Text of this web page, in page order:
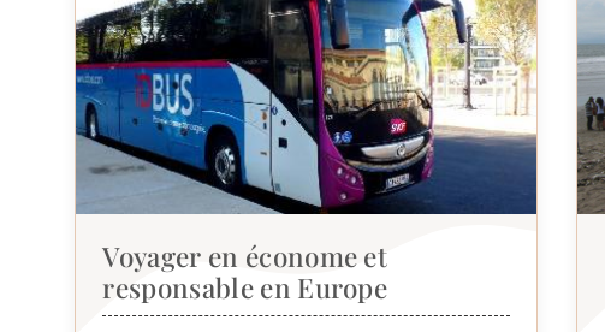
Voyager en économe et
responsable en Europe